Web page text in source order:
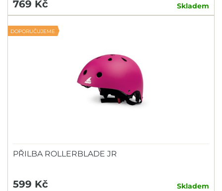
769 Kč Skladem
DOPORUČUJEME
PŘILBA ROLLERBLADE JR
599 Kč Skladem